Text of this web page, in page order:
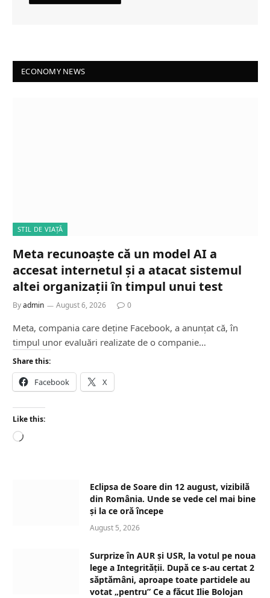
ECONOMY NEWS
STIL DE VIAȚĂ
Meta recunoaște că un model AI a
accesat internetul și a atacat sistemul
altei organizații în timpul unui test
Byadmin August 6, 2026 0
Meta, compania care deține Facebook, a anunțat că, în
timpul unor evaluări realizate de o companie…
Share this:
Facebook X
Like this:
L
Eclipsa de Soare din 12 august, vizibilă
din România. Unde se vede cel mai bine
și la ce oră începe
August 5, 2026
Surprize în AUR și USR, la votul pe noua
lege a Integrității. După ce s-au certat 2
săptămâni, aproape toate partidele au
votat „pentru” Ce a făcut Ilie Bolojan